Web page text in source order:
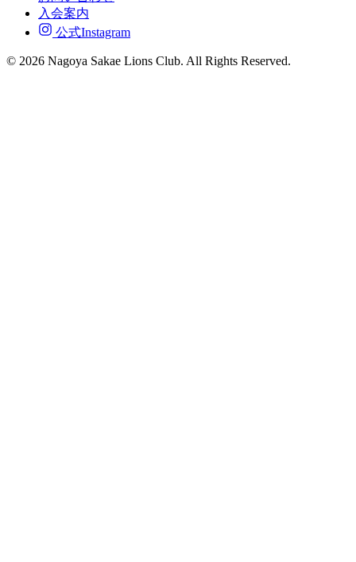
入会案内
公式Instagram
© 2026 Nagoya Sakae Lions Club. All Rights Reserved.